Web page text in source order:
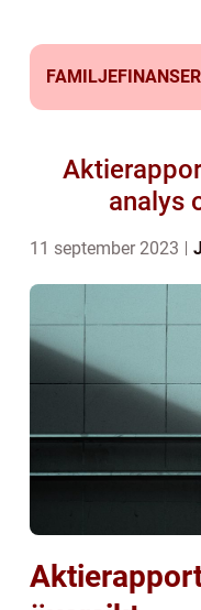
analys
11 september 2023